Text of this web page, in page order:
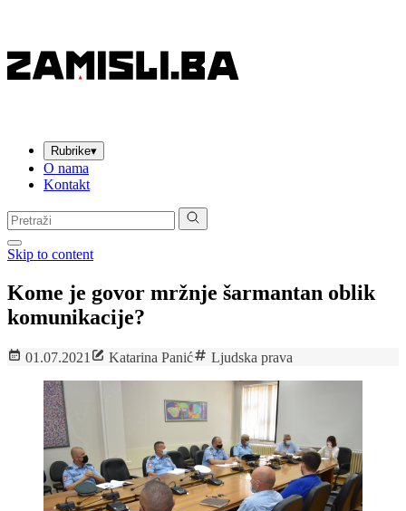
Rubrike▾
O nama
Kontakt
Pretraga:
Skip to content
Kome je govor mržnje šarmantan oblik
komunikacije?
01.07.2021 Katarina Panić Ljudska prava